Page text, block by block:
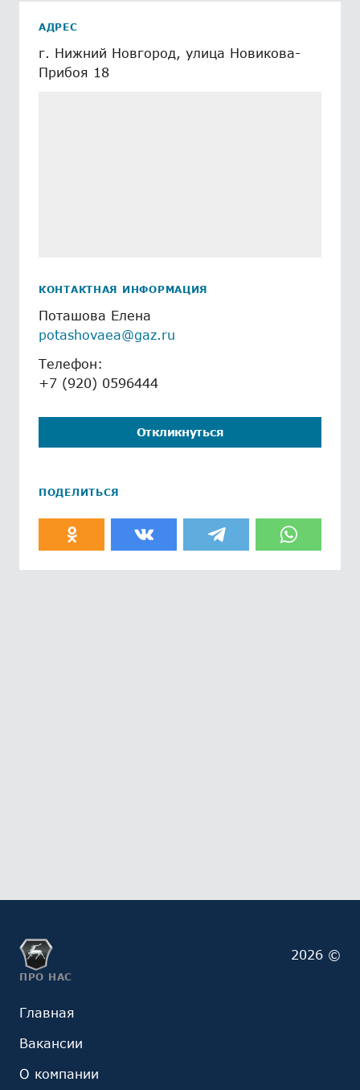
АДРЕС
г. Нижний Новгород, улица Новикова-
Прибоя 18
КОНТАКТНАЯ ИНФОРМАЦИЯ
Поташова Елена
potashovaea@gaz.ru
Телефон:
+7 (920) 0596444
Откликнуться
ПОДЕЛИТЬСЯ
2026 ©
ПРО НАС
Главная
Вакансии
О компании